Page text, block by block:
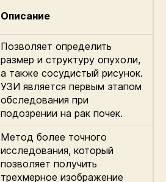
Описание
Позволяет определить
размер и структуру опухоли,
а также сосудистый рисунок.
УЗИ является первым этапом
обследования при
подозрении на рак почек.
Метод более точного
исследования, который
позволяет получить
трехмерное изображение